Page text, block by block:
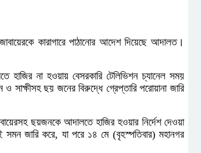
কারাগারে পাঠানোর আদেশ দিয়েছে আদালত।
না হওয়ায় বেসরকারি টেলিভিশন চ্যানেল সময়
সাক্ষীসহ ছয় জনের বিরুদ্ধে গ্রেপ্তারি পরোয়ানা জারি
ছয়জনকে আদালতে হাজির হওয়ার নির্দেশ দেওয়া
জারি করে, যা পরে ১৪ মে (বৃহস্পতিবার) মহানগর